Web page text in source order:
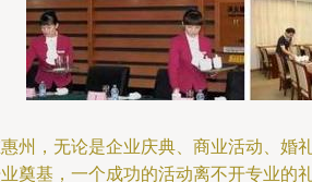
州，无论是企业庆典、商业活动、婚
奠基，一个成功的活动离不开专业的